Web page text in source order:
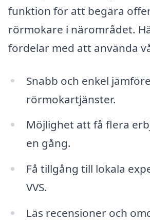
funktion för att begära
rörmokare i närområdet.
fördelar med att använda
Snabb och enkel
rörmokartjänster.
Möjlighet att få flera
en gång.
Få tillgång till lokala
VVS.
Läs recensioner och